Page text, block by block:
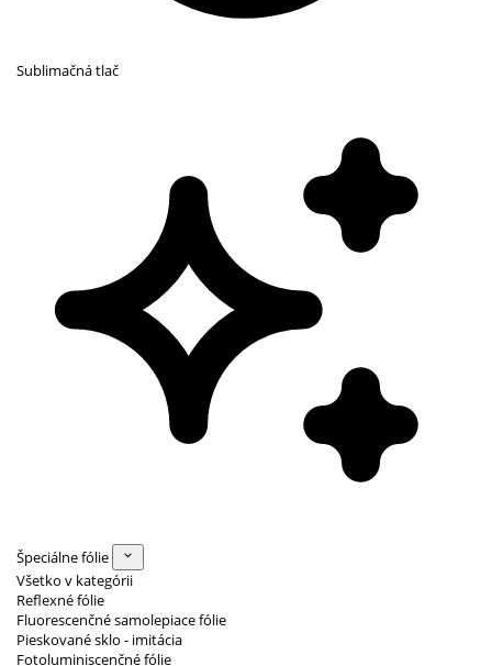
Sublimačná tlač
Špeciálne fólie
Všetko v kategórii
Reflexné fólie
Fluorescenčné samolepiace fólie
Pieskované sklo - imitácia
Fotoluminiscenčné fólie